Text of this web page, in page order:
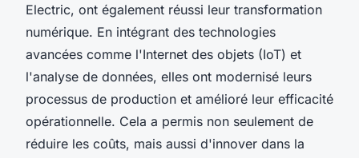
Electric, ont également réussi leur transformation
numérique. En intégrant des technologies
avancées comme l'Internet des objets (IoT) et
l'analyse de données, elles ont modernisé leurs
processus de production et amélioré leur efficacité
opérationnelle. Cela a permis non seulement de
réduire les coûts, mais aussi d'innover dans la